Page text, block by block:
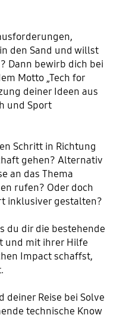
den Sand und willst
Dann bewirb dich bei
Motto „Tech for
deiner Ideen aus
und Sport
Schritt in Richtung
gehen? Alternativ
an das Thema
rufen? Oder doch
inklusiver gestalten?
du dir die bestehende
und mit ihrer Hilfe
Impact schaffst,
Reise bei Solve
technische Know